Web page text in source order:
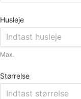
Husleje
Max.
Størrelse